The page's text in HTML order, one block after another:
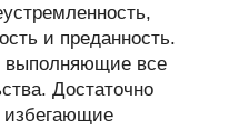
и преданность.
выполняющие все
Достаточно